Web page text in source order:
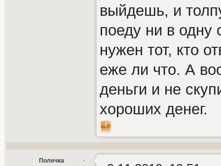
выйдешь, и
поеду ни в одну
нужен тот, кто
еже ли что. А
деньги и не
хороших денег.
Полечка